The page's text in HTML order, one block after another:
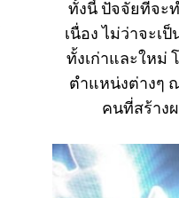
ทั้งนี้ ปัจจัยที่จะ
เนื่อง ไม่ว่าจะเ
ทั้งเก่าและใหม่
ตำแหน่งต่างๆ
คนที่สร้าง